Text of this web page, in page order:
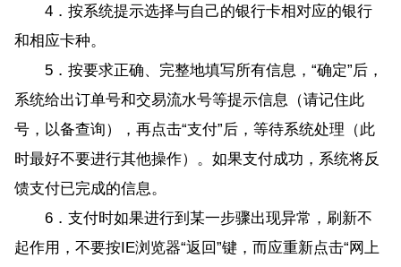
4．按系统提示选择与自己的银行卡相对应的银行
和相应卡种。
5．按要求正确、完整地填写所有信息，“确定”后，
系统给出订单号和交易流水号等提示信息（请记住此
号，以备查询），再点击“支付”后，等待系统处理（此
时最好不要进行其他操作）。如果支付成功，系统将反
馈支付已完成的信息。
6．支付时如果进行到某一步骤出现异常，刷新不
起作用，不要按IE浏览器“返回”键，而应重新点击“网上